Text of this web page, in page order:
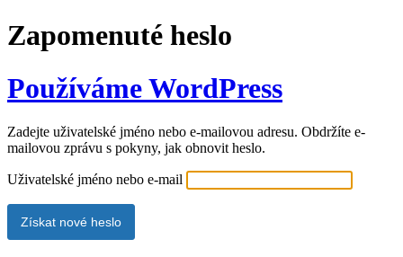
Zapomenuté heslo
Používáme WordPress
Zadejte uživatelské jméno nebo e-mailovou adresu. Obdržíte e-
mailovou zprávu s pokyny, jak obnovit heslo.
Uživatelské jméno nebo e-mail